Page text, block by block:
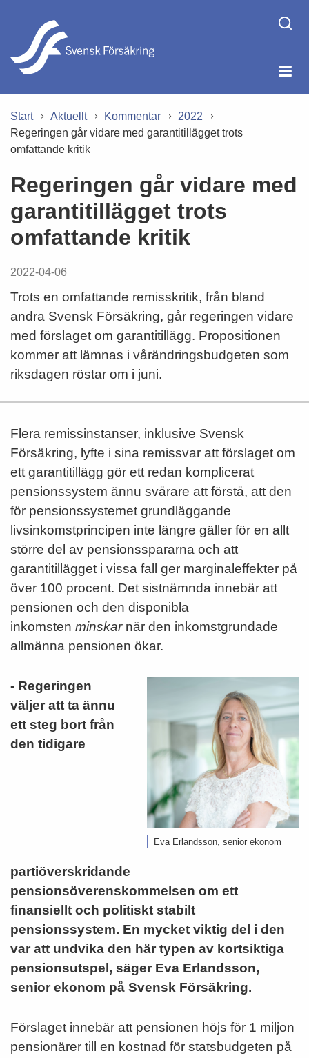
Start Aktuellt Kommentar
2022
Regeringen går vidare med garantitillägget trots
omfattande kritik
Regeringen går vidare med
garantitillägget trots
omfattande kritik
2022-04-06
Trots en omfattande remisskritik, från bland
andra Svensk Försäkring, går regeringen vidare
med förslaget om garantitillägg. Propositionen
kommer att lämnas i vårändringsbudgeten som
riksdagen röstar om i juni.
Flera remissinstanser, inklusive Svensk
Försäkring, lyfte i sina remissvar att förslaget om
ett garantitillägg gör ett redan komplicerat
pensionssystem ännu svårare att förstå, att den
för pensionssystemet grundläggande
livsinkomstprincipen inte längre gäller för en allt
större del av pensionsspararna och att
garantitillägget i vissa fall ger marginaleffekter på
över 100 procent. Det sistnämnda innebär att
pensionen och den disponibla
inkomsten minskarnär den inkomstgrundade
allmänna pensionen ökar.
Eva Erlandsson, senior ekonom
- Regeringen
väljer att ta ännu
ett steg bort från
den tidigare
partiöverskridande
pensionsöverenskommelsen om ett
finansiellt och politiskt stabilt
pensionssystem. En mycket viktig del i den
var att undvika den här typen av kortsiktiga
pensionsutspel, säger Eva Erlandsson,
senior ekonom på Svensk Försäkring.
Förslaget innebär att pensionen höjs för 1 miljon
pensionärer till en kostnad för statsbudgeten på